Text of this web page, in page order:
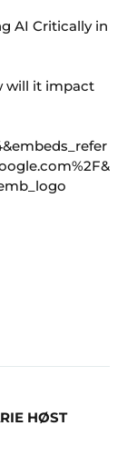
AI Critically in
will it impact
HØST